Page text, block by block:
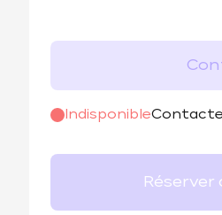
Indisponible
Réserver